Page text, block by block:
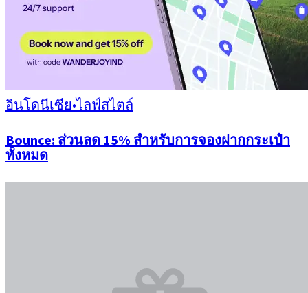
อินโดนีเซีย•ไลฟ์สไตล์
Bounce: ส่วนลด 15% สำหรับการจองฝากกระเป๋า
ทั้งหมด